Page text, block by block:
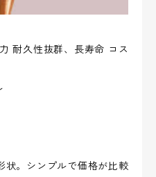
耐久性抜群、長寿命 コス
状。シンプルで価格が比較